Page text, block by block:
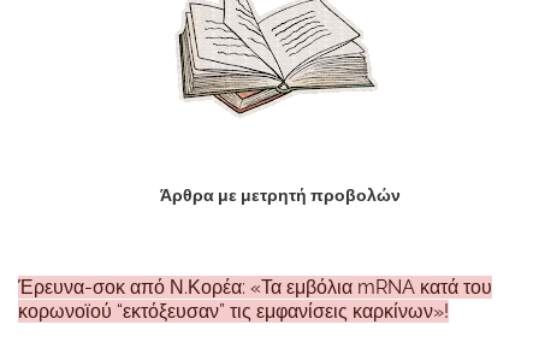
Άρθρα με μετρητή προβολών
Έρευνα-σοκ από Ν.Κορέα: «Τα εμβόλια mRNA κατά του
κορωνοϊού “εκτόξευσαν” τις εμφανίσεις καρκίνων»!